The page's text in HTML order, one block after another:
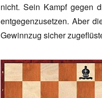
nicht. Sein Kampf gegen
entgegenzusetzen. Aber
Gewinnzug sicher